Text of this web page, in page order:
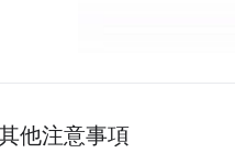
他注意事項